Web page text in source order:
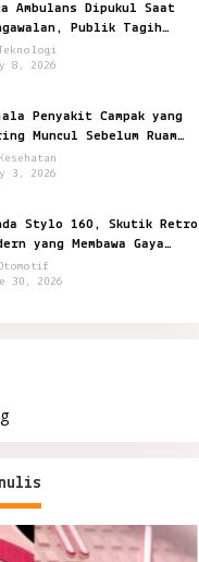
Ambulans Dipukul Saat
Publik Tagih
Polisi
8, 2026
Penyakit Campak yang
Muncul Sebelum Ruam
3, 2026
Stylo 160, Skutik Retro
yang Membawa Gaya
Lebih Berkelas
30, 2026